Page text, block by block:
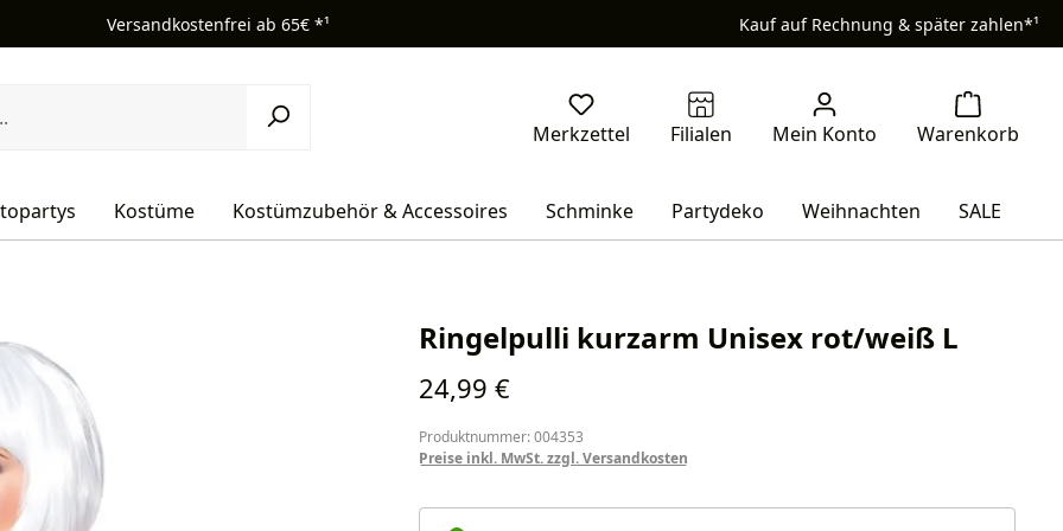
Versandkostenfrei ab 65€ *¹ Kauf auf Rechnung & später zahlen*¹
Kostüme Kostümzubehör & Accessoires Schminke Partydeko Weihnachten SALE
Ringelpulli kurzarm Unisex rot/weiß L
Regulärer Preis:
24,99 €
Produktnummer: 004353
Preise inkl. MwSt. zzgl. Versandkosten